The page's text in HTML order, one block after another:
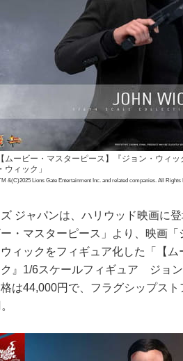
ムービー・マスターピース】『ジョン・ウィ
ウィック」
&(C)2025 Lions Gate Entertainment Inc. and related companies. All Rights
ジャパンは、ハリウッド映画に
・マスターピース」より、映画
ィックをフィギュア化した「【
』1/6スケールフィギュア ジョ
は44,000円で、フラグシップス